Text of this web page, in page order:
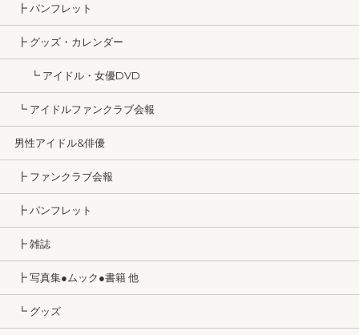
┣ パンフレット
┣ グッズ・カレンダー
┗ アイドル・女優DVD
┗ アイドルファンクラブ会報
男性アイドル&俳優
┣ ファンクラブ会報
┣ パンフレット
┣ 雑誌
┣ 写真集●ムック●書籍 他
┗ グッズ